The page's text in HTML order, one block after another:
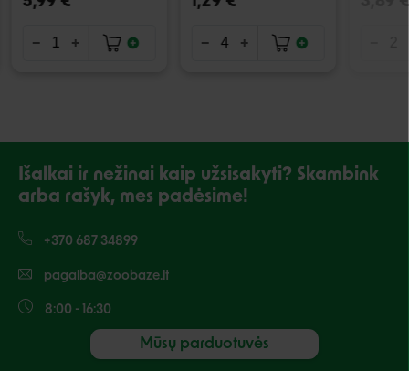
Išalkai ir nežinai kaip užsisakyti? Skambink
arba rašyk, mes padėsime!
+370 687 34899
pagalba@zoobaze.lt
8:00 - 16:30
Mūsų parduotuvės